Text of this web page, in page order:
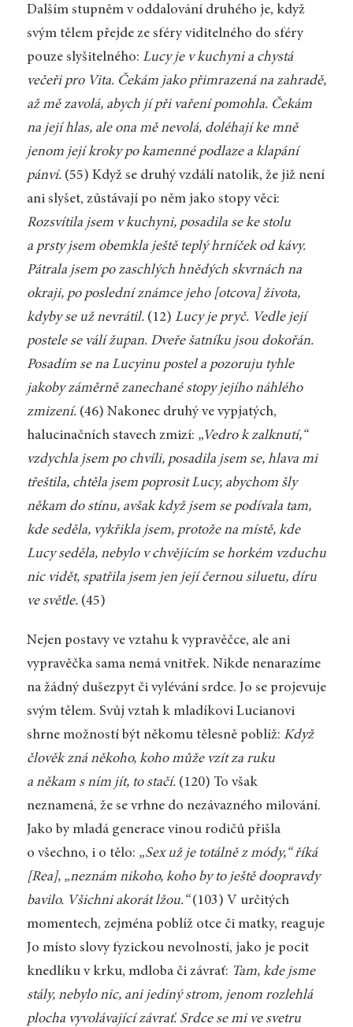
Dalším stupněm v oddalování druhého je, když
svým tělem přejde ze sféry viditelného do sféry
pouze slyšitelného: Lucy je v kuchyni a chystá
večeři pro Vita. Čekám jako přimrazená na zahradě,
až mě zavolá, abych jí při vaření pomohla. Čekám
na její hlas, ale ona mě nevolá, doléhají ke mně
jenom její kroky po kamenné podlaze a klapání
pánví.(55) Když se druhý vzdálí natolik, že již není
ani slyšet, zůstávají po něm jako stopy věci:
Rozsvítila jsem v kuchyni, posadila se ke stolu
a prsty jsem obemkla ještě teplý hrníček od kávy.
Pátrala jsem po zaschlých hnědých skvrnách na
okraji, po poslední známce jeho [otcova] života,
kdyby se už nevrátil.(12) Lucy je pryč. Vedle její
postele se válí župan. Dveře šatníku jsou dokořán.
Posadím se na Lucyinu postel a pozoruju tyhle
jakoby záměrně zanechané stopy jejího náhlého
zmizení.(46) Nakonec druhý ve vypjatých,
halucinačních stavech zmizí: „Vedro k zalknutí,“
vzdychla jsem po chvíli, posadila jsem se, hlava mi
třeštila, chtěla jsem poprosit Lucy, abychom šly
někam do stínu, avšak když jsem se podívala tam,
kde seděla, vykřikla jsem, protože na místě, kde
Lucy seděla, nebylo v chvějícím se horkém vzduchu
nic vidět, spatřila jsem jen její černou siluetu, díru
ve světle.(45)
Nejen postavy ve vztahu k vypravěčce, ale ani
vypravěčka sama nemá vnitřek. Nikde nenarazíme
na žádný dušezpyt či vylévání srdce. Jo se projevuje
svým tělem. Svůj vztah k mladíkovi Lucianovi
shrne možností být někomu tělesně poblíž: Když
člověk zná někoho, koho může vzít za ruku
a někam s ním jít, to stačí.(120) To však
neznamená, že se vrhne do nezávazného milování.
Jako by mladá generace vinou rodičů přišla
o všechno, i o tělo: „Sex už je totálně z módy,“ říká
[Rea], „neznám nikoho, koho by to ještě doopravdy
bavilo. Všichni akorát lžou.“(103) V určitých
momentech, zejména poblíž otce či matky, reaguje
Jo místo slovy fyzickou nevolností, jako je pocit
knedlíku v krku, mdloba či závrať: Tam, kde jsme
stály, nebylo nic, ani jediný strom, jenom rozlehlá
plocha vyvolávající závrať. Srdce se mi ve svetru